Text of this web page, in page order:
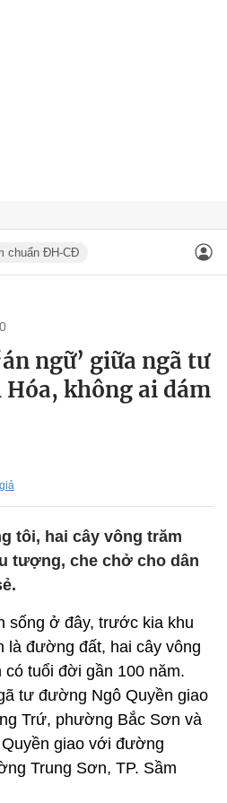
chuẩn ĐH-CĐ
ngữ’ giữa ngã tư
không ai dám
tôi, hai cây vông trăm
tượng, che chở cho dân
sống ở đây, trước kia khu
là đường đất, hai cây vông
tuổi đời gần 100 năm.
tư đường Ngô Quyền giao
Trứ, phường Bắc Sơn và
giao với đường
Trung Sơn, TP. Sầm